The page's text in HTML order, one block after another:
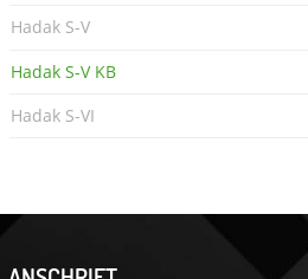
Hadak S-V
Hadak S-V KB
Hadak S-VI